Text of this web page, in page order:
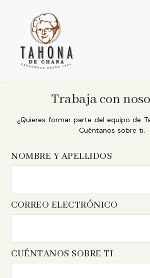
Trabaja con
¿Quieres formar parte del equipo de
Cuéntanos sobre ti.
NOMBRE Y APELLIDOS
CORREO ELECTRÓNICO
CUÉNTANOS SOBRE TI